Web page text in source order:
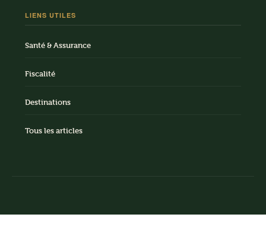
LIENS UTILES
Santé & Assurance
Fiscalité
Destinations
Tous les articles